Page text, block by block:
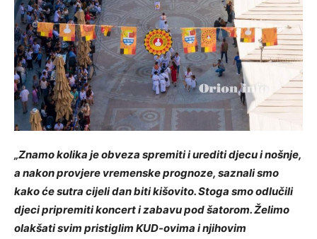
„Znamo kolika je obveza spremiti i urediti djecu i nošnje,
a nakon provjere vremenske prognoze, saznali smo
kako će sutra cijeli dan biti kišovito. Stoga smo odlučili
djeci pripremiti koncert i zabavu pod šatorom. Želimo
olakšati svim pristiglim KUD-ovima i njihovim